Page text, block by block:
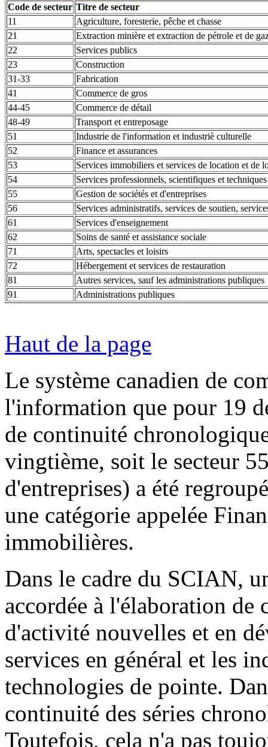
Code de secteur Titre de secteur
11
Agriculture, foresterie, pêche et chasse
21
Extraction minière et extraction de pétrole et de
22
Services publics
23
Construction
31-33
Fabrication
41
Commerce de gros
44-45
Commerce de détail
48-49
Transport et entreposage
51
Industrie de l'information et industriè culturelle
52
Finance et assurances
53
Services immobiliers et services de location et de
54
Services professionnels, scientifiques et techniques
55
Gestion de sociétés et d'entreprises
56
Services administratifs, services de soutien,
61
Services d'enseignement
62
Soins de santé et assistance sociale
71
Arts, spectacles et loisirs
72
Hébergement et services de restauration
81
Autres services, sauf les administrations publiques
91
Administrations publiques
Haut de la page
Le système canadien de
l'information que pour 19
de continuité
vingtième, soit le secteur
d'entreprises) a été
une catégorie appelée
immobilières.
Dans le cadre du SCIAN,
accordée à l'élaboration de
d'activité nouvelles et en
services en général et les
technologies de pointe.
continuité des séries
Toutefois, cela n'a pas